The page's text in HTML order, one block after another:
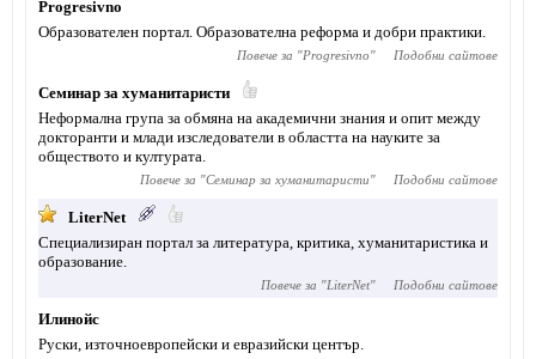
Progresivno
Образователен портал. Образователна реформа и добри практики.
Повече за "Progresivno" Подобни сайтове
Семинар за хуманитаристи
Неформална група за обмяна на академични знания и опит между
докторанти и млади изследователи в областта на науките за
обществото и културата.
Повече за "Семинар за хуманитаристи" Подобни сайтове
LiterNet
Специализиран портал за литература, критика, хуманитаристика и
образование.
Повече за "LiterNet" Подобни сайтове
Илинойс
Руски, източноевропейски и евразийски център.